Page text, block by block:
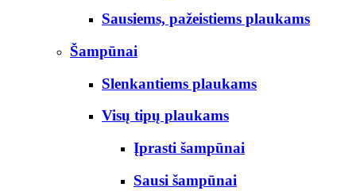
Sausiems, pažeistiems plaukams
Šampūnai
Slenkantiems plaukams
Visų tipų plaukams
Įprasti šampūnai
Sausi šampūnai